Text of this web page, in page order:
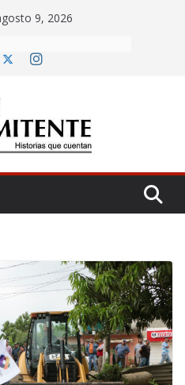
9, 2026
Cultural Ceiba 2026!